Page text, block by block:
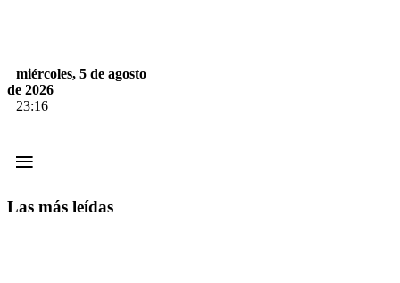
miércoles, 5 de agosto
de 2026
23:16
≡
Las más leídas